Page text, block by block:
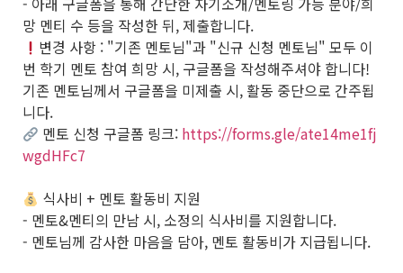
망 멘티 수 등을 작성한 뒤, 제출합니다.
변경 사항 : "기존 멘토님"과 "신규 신청 멘토님" 모두 이
번 학기 멘토 참여 희망 시, 구글폼을 작성해주셔야 합니다!
기존 멘토님께서 구글폼을 미제출 시, 활동 중단으로 간주됩
니다.
멘토 신청 구글폼 링크: https://forms.gle/ate14me1fj
wgdHFc7
식사비 + 멘토 활동비 지원
- 멘토&멘티의 만남 시, 소정의 식사비를 지원합니다.
- 멘토님께 감사한 마음을 담아, 멘토 활동비가 지급됩니다.